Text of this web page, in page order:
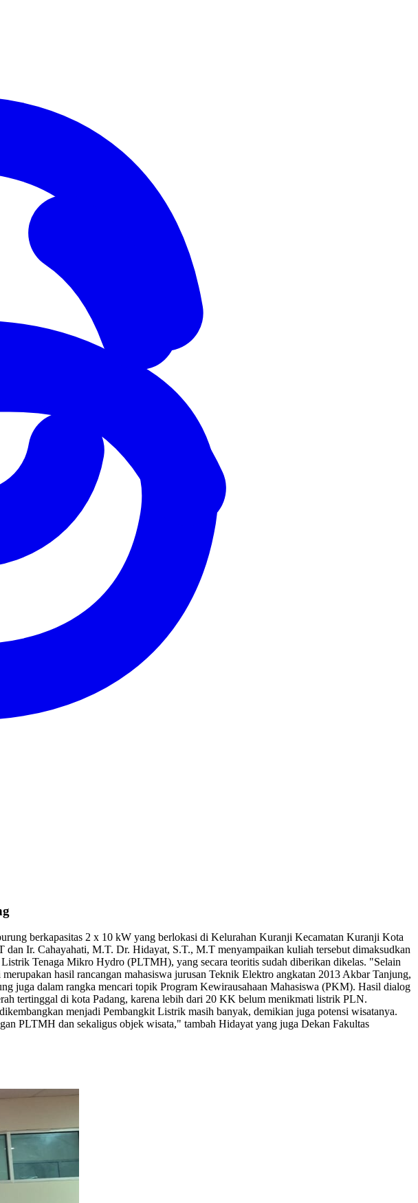
berkapasitas 2 x 10 kW yang berlokasi di Kelurahan Kuranji Kecamatan Kuranji Kota
Ir. Cahayahati, M.T. Dr. Hidayat, S.T., M.T menyampaikan kuliah tersebut dimaksudkan
Tenaga Mikro Hydro (PLTMH), yang secara teoritis sudah diberikan dikelas. "Selain
hasil rancangan mahasiswa jurusan Teknik Elektro angkatan 2013 Akbar Tanjung,
juga dalam rangka mencari topik Program Kewirausahaan Mahasiswa (PKM). Hasil dialog
tertinggal di kota Padang, karena lebih dari 20 KK belum menikmati listrik PLN.
menjadi Pembangkit Listrik masih banyak, demikian juga potensi wisatanya.
PLTMH dan sekaligus objek wisata," tambah Hidayat yang juga Dekan Fakultas